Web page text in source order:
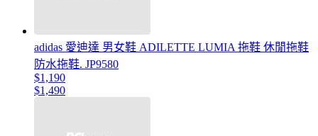
adidas 愛迪達 男女鞋 ADILETTE LUMIA 拖鞋 休閒拖鞋
防水拖鞋. JP9580
$1,190
$1,490